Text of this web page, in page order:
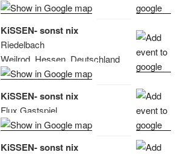
KiSSEN- sonst nix
Riedelbach
Weilrod, Hessen, Deutschland
KiSSEN- sonst nix
Flux Gastspiel
KiSSEN- sonst nix